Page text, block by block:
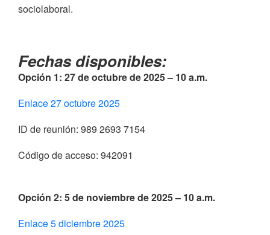
sociolaboral.
Fechas disponibles:
Opción 1: 27 de octubre de 2025 – 10 a.m.
Enlace 27 octubre 2025
ID de reunión: 989 2693 7154
Código de acceso: 942091
Opción 2: 5 de noviembre de 2025 – 10 a.m.
Enlace 5 diciembre 2025